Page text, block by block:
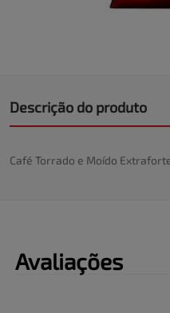
Descrição do produto
Café Torrado e Moído
Avaliações